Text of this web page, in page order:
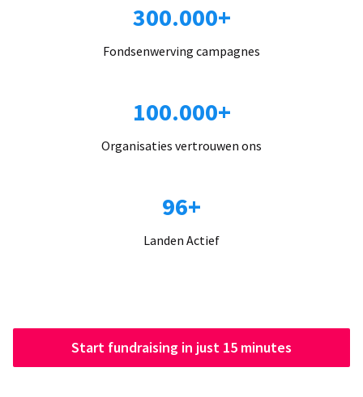
300.000+
Fondsenwerving campagnes
100.000+
Organisaties vertrouwen ons
96+
Landen Actief
Start fundraising in just 15 minutes